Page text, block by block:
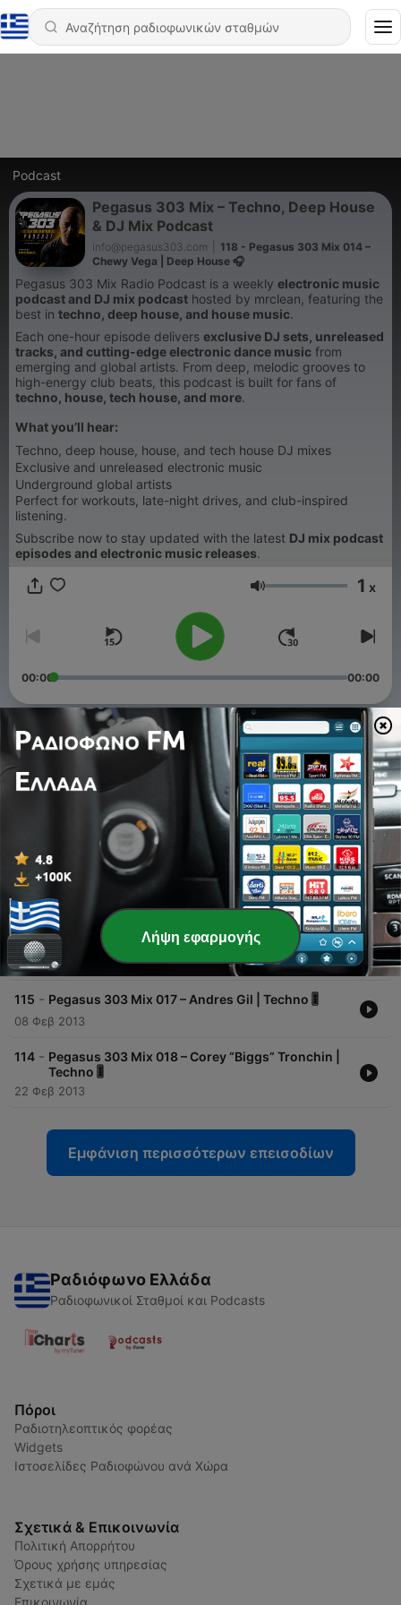
Podcast
Pegasus 303 Mix – Techno, Deep House
& DJ Mix Podcast
info@pegasus303.com
118 - Pegasus 303 Mix 014 –
Chewy Vega | Deep House 🎧
Pegasus 303 Mix Radio Podcast is a weekly electronic music
podcast and DJ mix podcast hosted by mrclean, featuring the
best in techno, deep house, and house music.
Each one-hour episode delivers exclusive DJ sets, unreleased
tracks, and cutting-edge electronic dance music from
emerging and global artists. From deep, melodic grooves to
high-energy club beats, this podcast is built for fans of
techno, house, tech house, and more.
What you’ll hear:
Techno, deep house, house, and tech house DJ mixes
Exclusive and unreleased electronic music
Underground global artists
Perfect for workouts, late-night drives, and club-inspired
listening.
Subscribe now to stay updated with the latest DJ mix podcast
episodes and electronic music releases.
Ένταση 1 x
00:00 00:00
Επεισόδια
118 - Pegasus 303 Mix 014 – Chewy Vega | Deep House
117 - Pegasus 303 Mix 015 – Alessio Collina | Deep
House 🎧
116 - Pegasus 303 Mix 016 – Sebastian Groth | Techno
🎚️
08 Δεκ 2012
115 - Pegasus 303 Mix 017 – Andres Gil | Techno 🎚️
08 Φεβ 2013
114 - Pegasus 303 Mix 018 – Corey “Biggs” Tronchin |
Techno 🎚️
22 Φεβ 2013
Εμφάνιση περισσότερων επεισοδίων
Ραδιόφωνο Ελλάδα
Ραδιοφωνικοί Σταθμοί και Podcasts
Πόροι
Ραδιοτηλεοπτικός φορέας
Widgets
Ιστοσελίδες Ραδιοφώνου ανά Χώρα
Σχετικά & Επικοινωνία
Πολιτική Απορρήτου
Όρους χρήσης υπηρεσίας
Σχετικά με εμάς
Λήψη εφαρμογής